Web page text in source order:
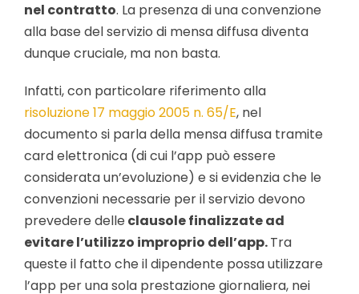
nel contratto. La presenza di una convenzione
alla base del servizio di mensa diffusa diventa
dunque cruciale, ma non basta.
Infatti, con particolare riferimento alla
risoluzione 17 maggio 2005 n. 65/E, nel
documento si parla della mensa diffusa tramite
card elettronica (di cui l’app può essere
considerata un’evoluzione) e si evidenzia che le
convenzioni necessarie per il servizio devono
prevedere delle clausole finalizzate ad
evitare l’utilizzo improprio dell’app.Tra
queste il fatto che il dipendente possa utilizzare
l’app per una sola prestazione giornaliera, nei